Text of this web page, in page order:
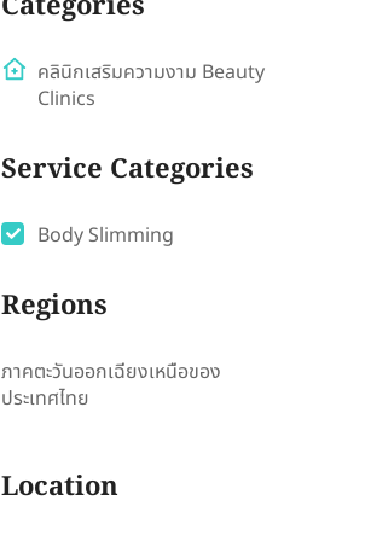
คลินิกเสริมความงาม Beauty
Clinics
Service Categories
Body Slimming
Regions
ภาคตะวันออกเฉียงเหนือของ
ประเทศไทย
Location